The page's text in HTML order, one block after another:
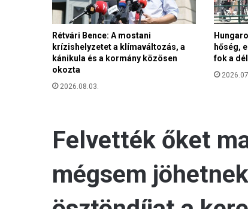
t
l
i
s
s
z
r
i
t
Rétvári Bence: A mostani
krízishelyzetet a klímaváltozás, a
kánikula és a kormány közösen
okozta
2026.08.03.
hőség,
fok a